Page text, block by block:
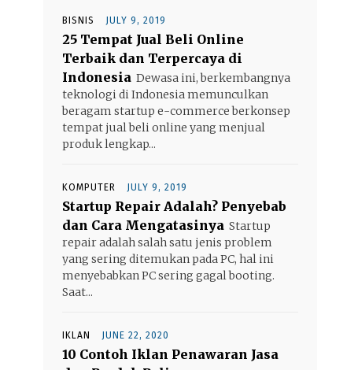
BISNIS JULY 9, 2019
25 Tempat Jual Beli Online
Terbaik dan Terpercaya di
Indonesia Dewasa ini, berkembangnya
teknologi di Indonesia memunculkan
beragam startup e-commerce berkonsep
tempat jual beli online yang menjual
produk lengkap...
KOMPUTER JULY 9, 2019
Startup Repair Adalah? Penyebab
dan Cara Mengatasinya Startup
repair adalah salah satu jenis problem
yang sering ditemukan pada PC, hal ini
menyebabkan PC sering gagal booting.
Saat...
IKLAN JUNE 22, 2020
10 Contoh Iklan Penawaran Jasa